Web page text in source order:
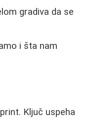
gradiva da se
i šta nam
Ključ uspeha